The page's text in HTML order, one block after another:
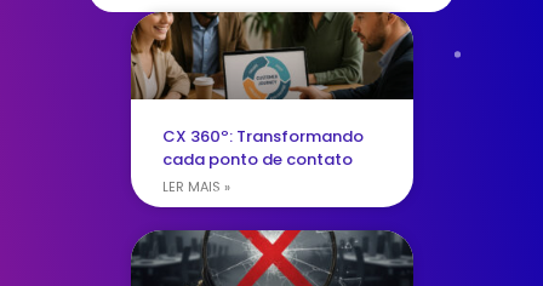
CX 360º: Transformando
cada ponto de contato
LER MAIS »